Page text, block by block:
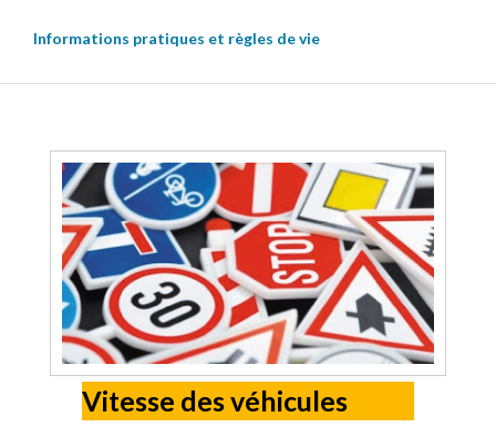
Informations pratiques et règles de vie
Vitesse des véhicules